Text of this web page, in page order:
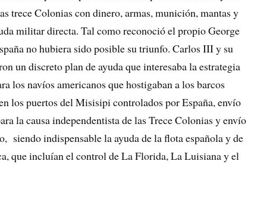
trece Colonias con dinero, armas, munición, mantas y
militar directa. Tal como reconoció el propio George
no hubiera sido posible su triunfo. Carlos III y su
un discreto plan de ayuda que interesaba la estrategia
los navíos americanos que hostigaban a los barcos
los puertos del Misisipi controlados por España, envío
la causa independentista de las Trece Colonias y envío
siendo indispensable la ayuda de la flota española y de
que incluían el control de La Florida, La Luisiana y el